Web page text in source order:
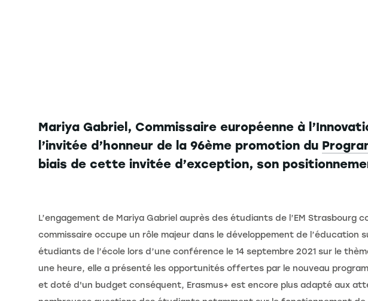
Mariya Gabriel, Commissaire européenne à
l’invitée d’honneur de la 96ème promotion du
biais de cette invitée d’exception, son
L’engagement de Mariya Gabriel auprès des étudiants de l’EM
commissaire occupe un rôle majeur dans le développement de
étudiants de l’école lors d’une conférence le 14 septembre 2021 sur le
une heure, elle a présenté les opportunités offertes par le nouveau
et doté d'un budget conséquent, Erasmus+ est encore plus adapté aux